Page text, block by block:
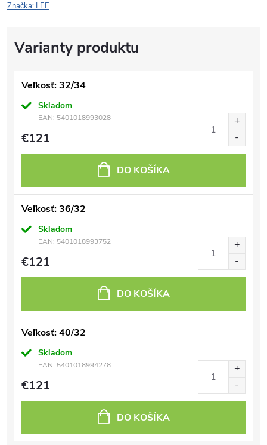
Značka: LEE
Veľkosť: 32/34
Skladom
EAN: 5401018993028
€121
DO KOŠÍKA
Veľkosť: 36/32
Skladom
EAN: 5401018993752
€121
DO KOŠÍKA
Veľkosť: 40/32
Skladom
EAN: 5401018994278
€121
DO KOŠÍKA